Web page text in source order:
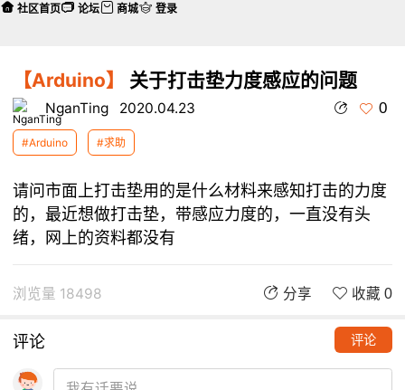
【Arduino】 关于打击垫力度感应的问题
NganTing 2020.04.23 0
#Arduino #求助
请问市面上打击垫用的是什么材料来感知打击的力度
的，最近想做打击垫，带感应力度的，一直没有头
绪，网上的资料都没有
浏览量 18498 分享 收藏 0
评论 评论
社区首页 论坛 商城 登录